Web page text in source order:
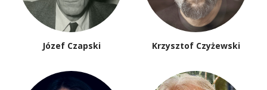
Józef Czapski Krzysztof Czyżewski